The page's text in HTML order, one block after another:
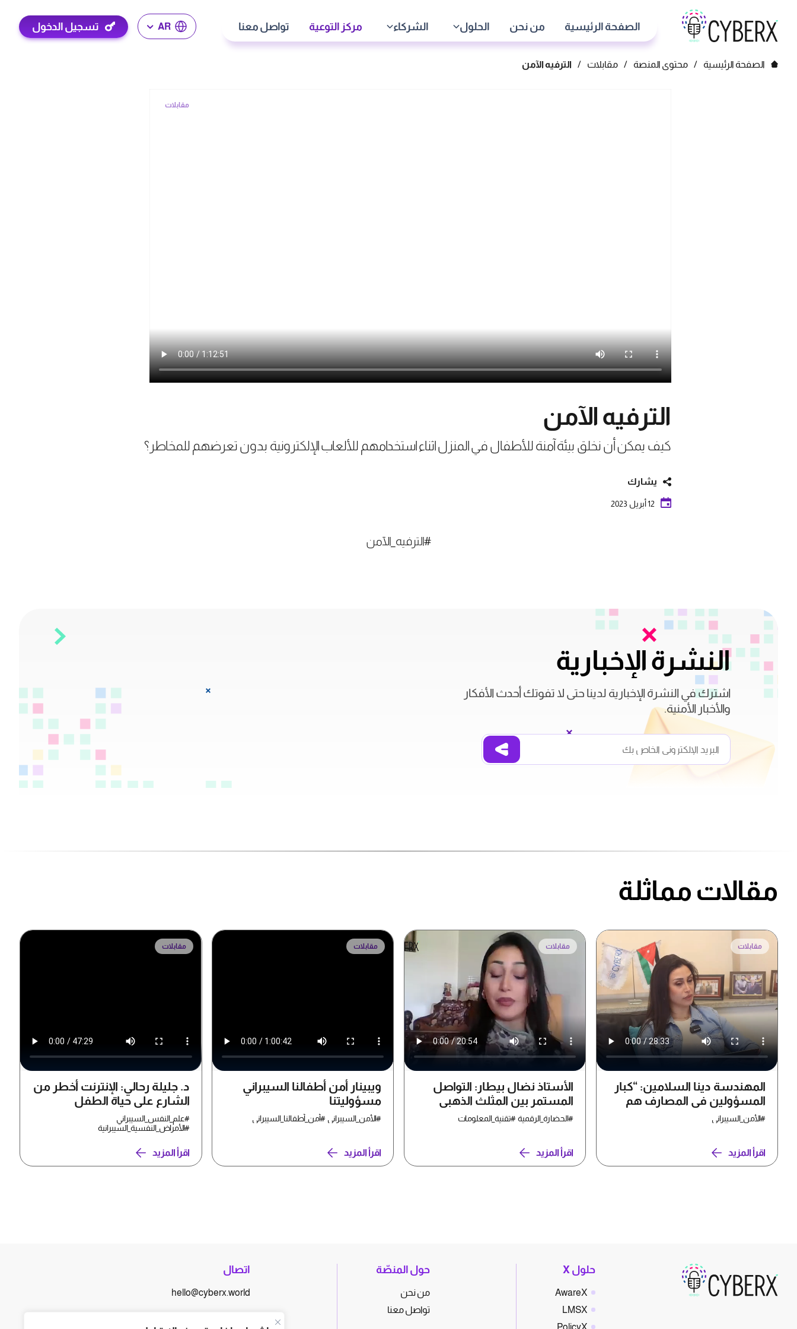
الصفحة الرئيسية من نحن الحلول الشركاء مركز التوعية تواصل معنا AR تسجيل الدخول
الصفحة الرئيسية / محتوى المنصة / مقابلات / الترفيه الآمن
مقابلات
الترفيه الآمن
كيف يمكن أن نخلق بيئة آمنة للأطفال في المنزل اثناء استخدامهم للألعاب الإلكترونية بدون تعرضهم للمخاطر؟
يشارك
12 أبريل 2023
#الترفيه_الآمن
النشرة الإخبارية
اشترك في النشرة الإخبارية لدينا حتى لا تفوتك أحدث الأفكار
والأخبار الأمنية.
مقالات مماثلة
مقابلات
المهندسة دينا السلامين: “كبار
المسؤولين في المصارف هم
الأكثر عرضة للتهديدات
#الأمن_السيبراني
اقرأ المزيد
مقابلات
الأستاذ نضال بيطار: التواصل
المستمر بين المثلث الذهبي
لضمان عدم فشل الحضارة
#الحضارة_الرقمية #تقنية_المعلومات
اقرأ المزيد
مقابلات
ويبينار أمن أطفالنا السيبراني
مسؤوليتنا
#الأمن_السيبراني #أمن_أطفالنا_السيبراني
اقرأ المزيد
مقابلات
د. جليلة رحالي: الإنترنت أخطر من
الشارع على حياة الطفل
#علم_النفس_السيبراني
#الأمراض_النفسية_السيبرانية
اقرأ المزيد
حلول X
AwareX
LMSX
PolicyX
حول المنصّة
من نحن
تواصل معنا
اتصال
hello@cyberx.world